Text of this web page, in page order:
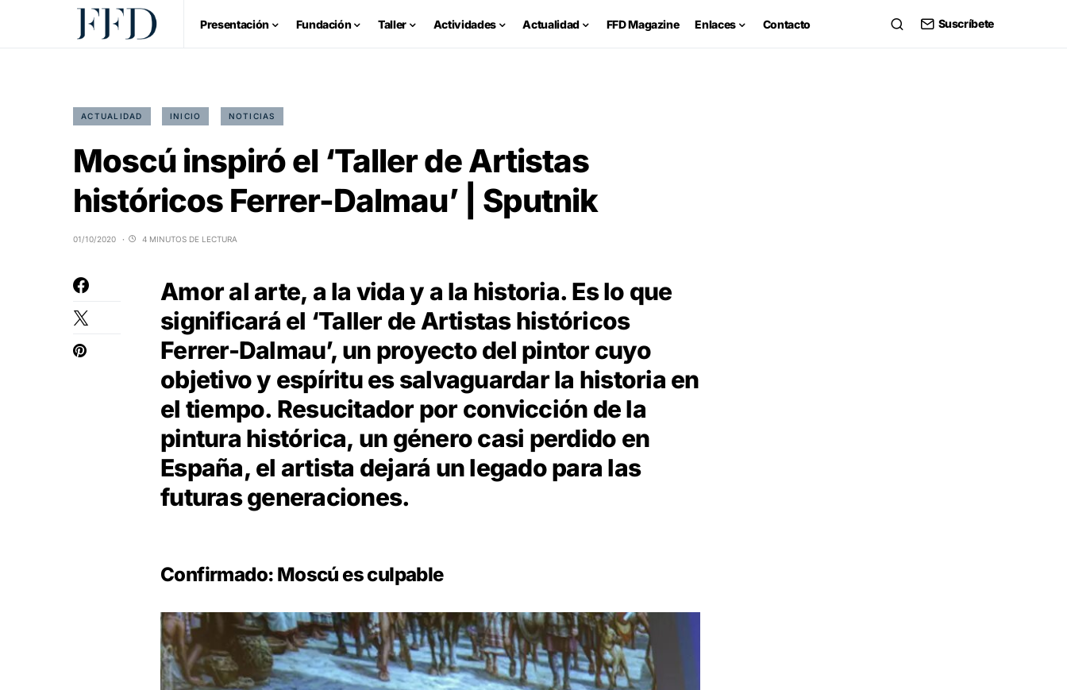
Presentación Fundación Taller Actividades Actualidad FFD Magazine Enlaces Contacto Suscríbete
ACTUALIDAD INICIO NOTICIAS
Moscú inspiró el ‘Taller de Artistas
históricos Ferrer-Dalmau’ | Sputnik
01/10/2020 4 MINUTOS DE LECTURA
Amor al arte, a la vida y a la historia. Es lo que
significará el ‘Taller de Artistas históricos
Ferrer-Dalmau’, un proyecto del pintor cuyo
objetivo y espíritu es salvaguardar la historia en
el tiempo. Resucitador por convicción de la
pintura histórica, un género casi perdido en
España, el artista dejará un legado para las
futuras generaciones.
Confirmado: Moscú es culpable